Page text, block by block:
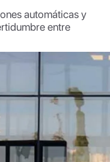
automáticas y
entre